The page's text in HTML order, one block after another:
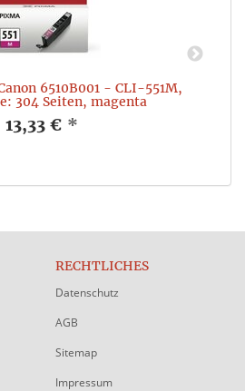
6510B001 - CLI-551M,
304 Seiten, magenta
13,33 € *
RECHTLICHES
Datenschutz
AGB
Sitemap
Impressum